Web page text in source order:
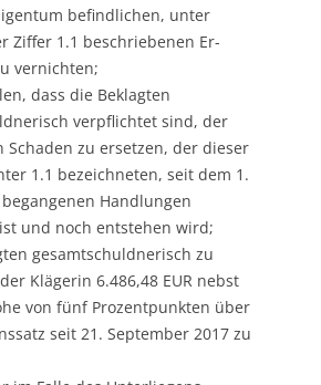
befindlichen, unter
Ziffer 1.1 beschriebenen Er-
vernichten;
dass die Beklagten
verpflichtet sind, der
Schaden zu ersetzen, der dieser
1.1 bezeichneten, seit dem 1.
begangenen Handlungen
und noch entstehen wird;
gesamtschuldnerisch zu
Klägerin 6.486,48 EUR nebst
von fünf Prozentpunkten über
seit 21. September 2017 zu